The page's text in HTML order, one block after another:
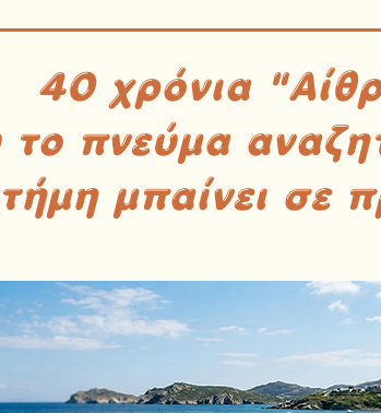
40 χρόνια
το πνεύμα
μπαίνει σε